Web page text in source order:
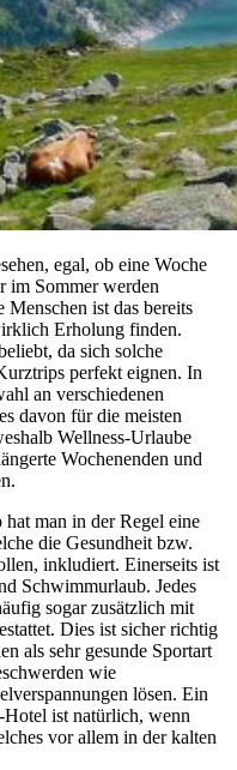
egal, ob eine Woche
im Sommer werden
ist das bereits
Erholung finden.
da sich solche
perfekt eignen. In
an verschiedenen
davon für die meisten
Wellness-Urlaube
Wochenenden und
man in der Regel eine
die Gesundheit bzw.
inkludiert. Einerseits ist
Schwimmurlaub. Jedes
sogar zusätzlich mit
Dies ist sicher richtig
als sehr gesunde Sportart
wie
lösen. Ein
Hotel ist natürlich, wenn
vor allem in der kalten